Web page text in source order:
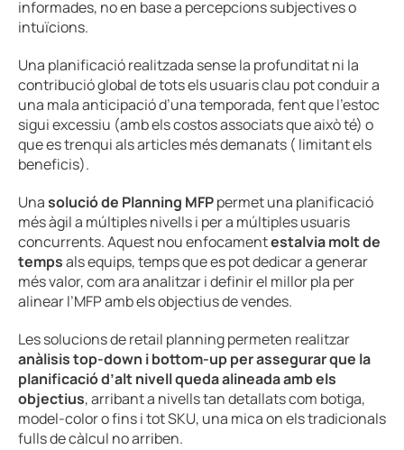
informades, no en base a percepcions subjectives o
intuïcions.
Una planificació realitzada sense la profunditat ni la
contribució global de tots els usuaris clau pot conduir a
una mala anticipació d’una temporada, fent que l’estoc
sigui excessiu (amb els costos associats que això té) o
que es trenqui als articles més demanats ( limitant els
beneficis).
Unasolució de Planning MFPpermet una planificació
més àgil a múltiples nivells i per a múltiples usuaris
concurrents. Aquest nou enfocamentestalvia molt de
tempsals equips, temps que es pot dedicar a generar
més valor, com ara analitzar i definir el millor pla per
alinear l’MFP amb els objectius de vendes.
Les solucions de retail planning permeten realitzar
anàlisis top-down i bottom-up per assegurar que la
planificació d’alt nivell queda alineada amb els
objectius, arribant a nivells tan detallats com botiga,
model-color o fins i tot SKU, una mica on els tradicionals
fulls de càlcul no arriben.